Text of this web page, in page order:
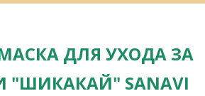
ДЛЯ УХОДА ЗА
SANAVI